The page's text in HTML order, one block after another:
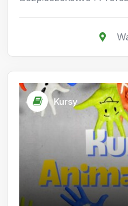
Kursy